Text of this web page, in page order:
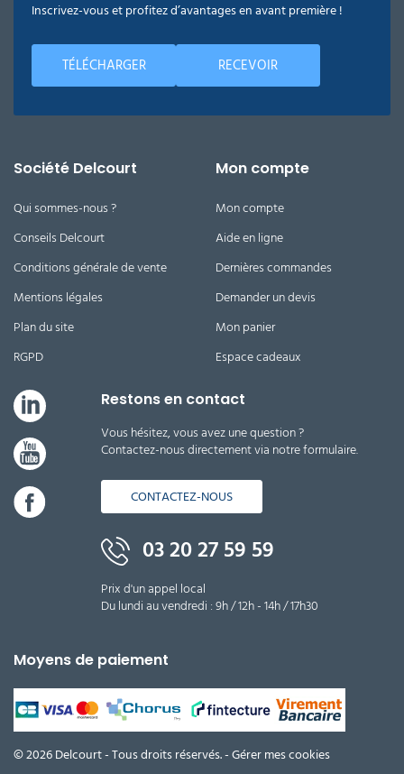
Inscrivez-vous et profitez d’avantages en avant première !
TÉLÉCHARGER RECEVOIR
Société Delcourt
Qui sommes-nous ?
Conseils Delcourt
Conditions générale de vente
Mentions légales
Plan du site
RGPD
Mon compte
Mon compte
Aide en ligne
Dernières commandes
Demander un devis
Mon panier
Espace cadeaux
Restons en contact
Vous hésitez, vous avez une question ?
Contactez-nous directement via notre formulaire.
CONTACTEZ-NOUS
03 20 27 59 59
Prix d'un appel local
Du lundi au vendredi : 9h / 12h - 14h / 17h30
Moyens de paiement
© 2026 Delcourt - Tous droits réservés. -Gérer mes cookies